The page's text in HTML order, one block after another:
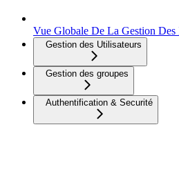
Vue Globale De La Gestion Des
Gestion des Utilisateurs
Gestion des groupes
Authentification & Securité